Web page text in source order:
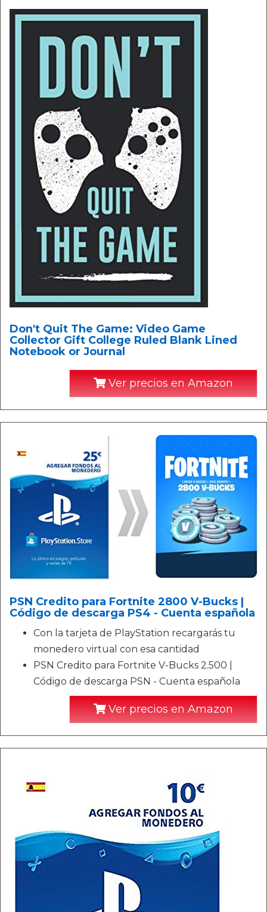
Don't Quit The Game: Video Game
Collector Gift College Ruled Blank Lined
Notebook or Journal
Ver precios en Amazon
PSN Credito para Fortnite 2800 V-Bucks |
Código de descarga PS4 - Cuenta española
Con la tarjeta de PlayStation recargarás tu
monedero virtual con esa cantidad
PSN Credito para Fortnite V-Bucks 2.500 |
Código de descarga PSN - Cuenta española
Ver precios en Amazon